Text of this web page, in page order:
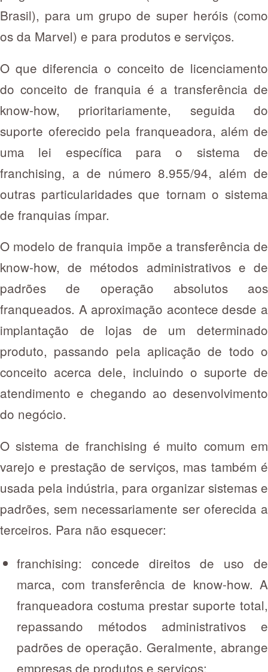
Brasil), para um grupo de super heróis (como
os da Marvel) e para produtos e serviços.
O que diferencia o conceito de licenciamento
do conceito de franquia é a transferência de
know-how, prioritariamente, seguida do
suporte oferecido pela franqueadora, além de
uma lei específica para o sistema de
franchising, a de número 8.955/94, além de
outras particularidades que tornam o sistema
de franquias ímpar.
O modelo de franquia impõe a transferência de
know-how, de métodos administrativos e de
padrões de operação absolutos aos
franqueados. A aproximação acontece desde a
implantação de lojas de um determinado
produto, passando pela aplicação de todo o
conceito acerca dele, incluindo o suporte de
atendimento e chegando ao desenvolvimento
do negócio.
O sistema de franchising é muito comum em
varejo e prestação de serviços, mas também é
usada pela indústria, para organizar sistemas e
padrões, sem necessariamente ser oferecida a
terceiros. Para não esquecer:
franchising: concede direitos de uso de
marca, com transferência de know-how. A
franqueadora costuma prestar suporte total,
repassando métodos administrativos e
padrões de operação. Geralmente, abrange
empresas de produtos e serviços;